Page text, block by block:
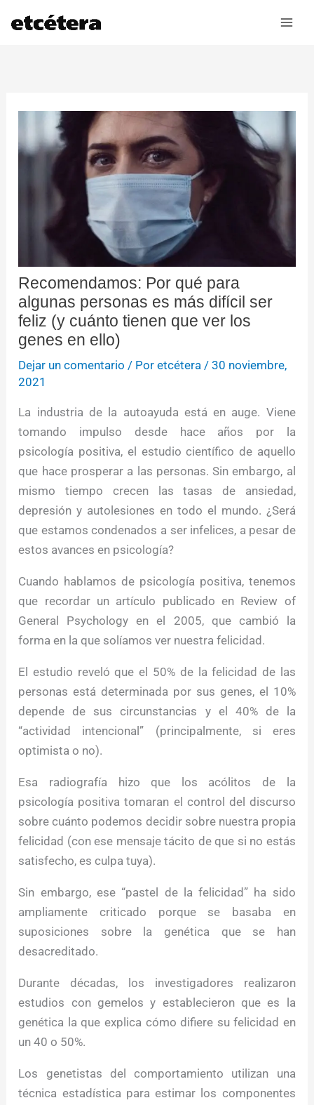
Recomendamos: Por qué para
algunas personas es más difícil ser
feliz (y cuánto tienen que ver los
genes en ello)
Dejar un comentario / Poretcétera /30 noviembre,
2021
La industria de la autoayuda está en auge. Viene
tomando impulso desde hace años por la
psicología positiva, el estudio científico de aquello
que hace prosperar a las personas. Sin embargo, al
mismo tiempo crecen las tasas de ansiedad,
depresión y autolesiones en todo el mundo. ¿Será
que estamos condenados a ser infelices, a pesar de
estos avances en psicología?
Cuando hablamos de psicología positiva, tenemos
que recordar un artículo publicado en Review of
General Psychology en el 2005, que cambió la
forma en la que solíamos ver nuestra felicidad.
El estudio reveló que el 50% de la felicidad de las
personas está determinada por sus genes, el 10%
depende de sus circunstancias y el 40% de la
“actividad intencional” (principalmente, si eres
optimista o no).
Esa radiografía hizo que los acólitos de la
psicología positiva tomaran el control del discurso
sobre cuánto podemos decidir sobre nuestra propia
felicidad (con ese mensaje tácito de que si no estás
satisfecho, es culpa tuya).
Sin embargo, ese “pastel de la felicidad” ha sido
ampliamente criticado porque se basaba en
suposiciones sobre la genética que se han
desacreditado.
Durante décadas, los investigadores realizaron
estudios con gemelos y establecieron que es la
genética la que explica cómo difiere su felicidad en
un 40 o 50%.
Los genetistas del comportamiento utilizan una
técnica estadística para estimar los componentes